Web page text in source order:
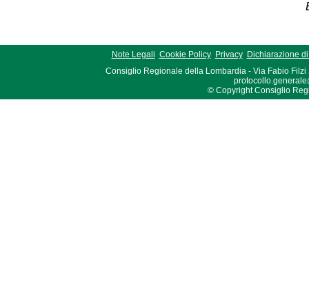
Note Legali Cookie Policy Privacy
Dichiarazione
Consiglio Regionale della Lombardia - Via Fabio Filzi
© Copyright Consiglio